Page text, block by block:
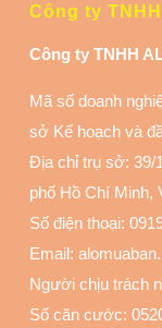
Công ty
Công ty TNHH
Mã số doanh
sở Kế hoạch và
Địa chỉ trụ sở: 39/
phố Hồ Chí Minh,
Số điện thoại:
Email:
Người chịu trách
Số căn cước: